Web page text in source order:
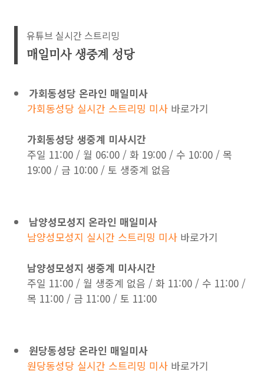
유튜브 실시간 스트리밍
매일미사 생중계 성당
가회동성당 온라인 매일미사
가회동성당 실시간 스트리밍 미사 바로가기
가회동성당 생중계 미사시간
주일 11:00 / 월 06:00 / 화 19:00 / 수 10:00 / 목
19:00 / 금 10:00 / 토 생중계 없음
남양성모성지 온라인 매일미사
남양성모성지 실시간 스트리밍 미사 바로가기
남양성모성지 생중계 미사시간
주일 11:00 / 월 생중계 없음 / 화 11:00 / 수 11:00 /
목 11:00 / 금 11:00 / 토 11:00
원당동성당 온라인 매일미사
원당동성당 실시간 스트리밍 미사 바로가기